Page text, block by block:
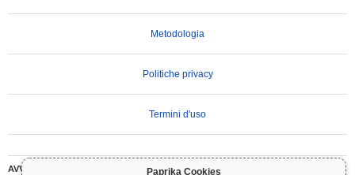
Paprika Cookies
Metodologia
Politiche privacy
Termini d'uso
AVVERTENZA IMPORTANTE: Le criptovalute sono altamente volatili e comportano